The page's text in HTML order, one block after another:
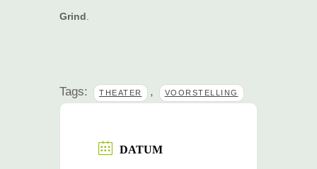
Grind
Tags: THEATER , VOORSTELLING
DATUM